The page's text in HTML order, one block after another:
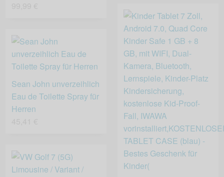
Sean John unverzeihlich
Eau de Toilette Spray für
Herren